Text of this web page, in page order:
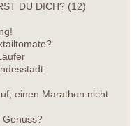
DU DICH? (12)
einen Marathon nicht
Genuss?